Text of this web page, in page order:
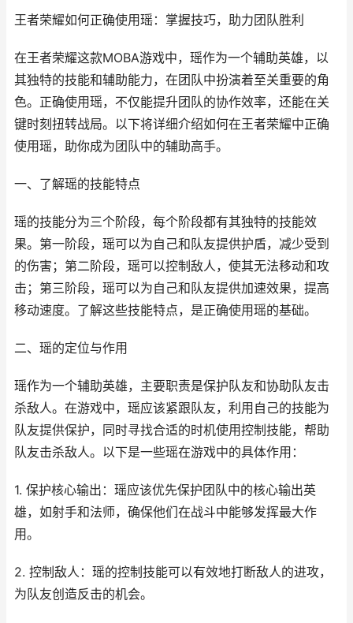
王者荣耀如何正确使用瑶：掌握技巧，助力团队胜利
在王者荣耀这款MOBA游戏中，瑶作为一个辅助英雄，以
其独特的技能和辅助能力，在团队中扮演着至关重要的角
色。正确使用瑶，不仅能提升团队的协作效率，还能在关
键时刻扭转战局。以下将详细介绍如何在王者荣耀中正确
使用瑶，助你成为团队中的辅助高手。
一、了解瑶的技能特点
瑶的技能分为三个阶段，每个阶段都有其独特的技能效
果。第一阶段，瑶可以为自己和队友提供护盾，减少受到
的伤害；第二阶段，瑶可以控制敌人，使其无法移动和攻
击；第三阶段，瑶可以为自己和队友提供加速效果，提高
移动速度。了解这些技能特点，是正确使用瑶的基础。
二、瑶的定位与作用
瑶作为一个辅助英雄，主要职责是保护队友和协助队友击
杀敌人。在游戏中，瑶应该紧跟队友，利用自己的技能为
队友提供保护，同时寻找合适的时机使用控制技能，帮助
队友击杀敌人。以下是一些瑶在游戏中的具体作用：
1. 保护核心输出：瑶应该优先保护团队中的核心输出英
雄，如射手和法师，确保他们在战斗中能够发挥最大作
用。
2. 控制敌人：瑶的控制技能可以有效地打断敌人的进攻，
为队友创造反击的机会。